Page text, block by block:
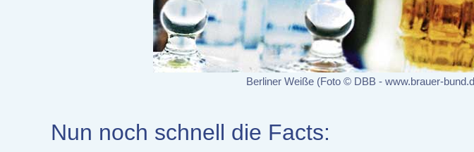
Berliner Weiße (Foto © DBB - www.brauer-
Nun noch schnell die Facts: